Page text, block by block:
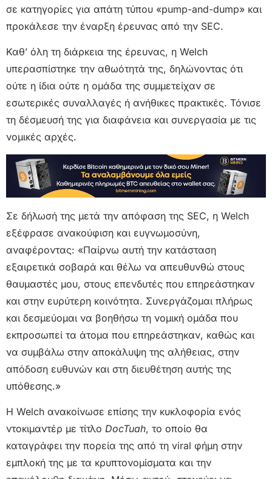
σε κατηγορίες για απάτη τύπου «pump-and-dump» και
προκάλεσε την έναρξη έρευνας από την SEC.
Καθ’ όλη τη διάρκεια της έρευνας, η Welch
υπερασπίστηκε την αθωότητά της, δηλώνοντας ότι
ούτε η ίδια ούτε η ομάδα της συμμετείχαν σε
εσωτερικές συναλλαγές ή ανήθικες πρακτικές. Τόνισε
τη δέσμευσή της για διαφάνεια και συνεργασία με τις
νομικές αρχές.
Σε δήλωσή της μετά την απόφαση της SEC, η Welch
εξέφρασε ανακούφιση και ευγνωμοσύνη,
αναφέροντας: «Παίρνω αυτή την κατάσταση
εξαιρετικά σοβαρά και θέλω να απευθυνθώ στους
θαυμαστές μου, στους επενδυτές που επηρεάστηκαν
και στην ευρύτερη κοινότητα. Συνεργάζομαι πλήρως
και δεσμεύομαι να βοηθήσω τη νομική ομάδα που
εκπροσωπεί τα άτομα που επηρεάστηκαν, καθώς και
να συμβάλω στην αποκάλυψη της αλήθειας, στην
απόδοση ευθυνών και στη διευθέτηση αυτής της
υπόθεσης.»
Η Welch ανακοίνωσε επίσης την κυκλοφορία ενός
ντοκιμαντέρ με τίτλο DocTuah, το οποίο θα
καταγράφει την πορεία της από τη viral φήμη στην
εμπλοκή της με τα κρυπτονομίσματα και την